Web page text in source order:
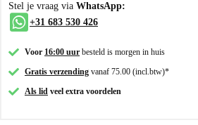
Stel je vraag via WhatsApp:
+31 683 530 426
Voor 16:00 uur besteld is morgen in huis
Gratis verzending vanaf 75.00 (incl.btw)*
Als lid veel extra voordelen